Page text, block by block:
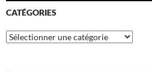
CATÉGORIES
Catégories